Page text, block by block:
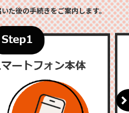
た後の手続きをご案内します。